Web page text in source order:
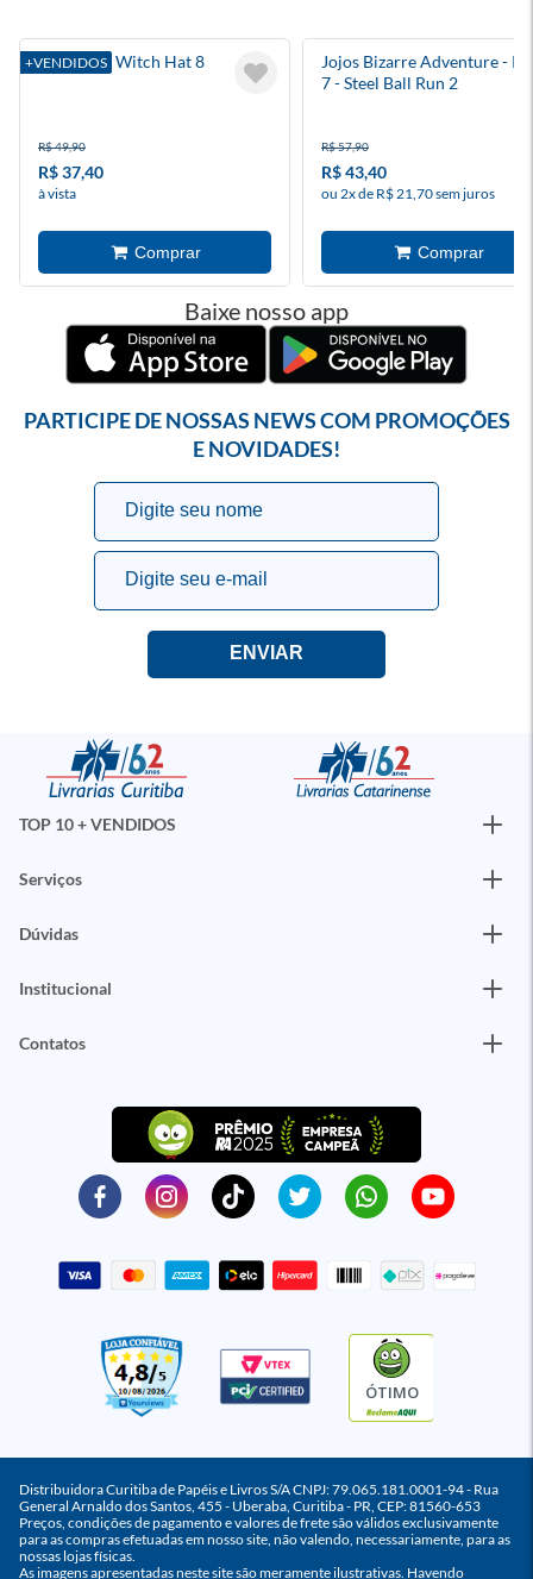
+VENDIDOS
Atelier Of Witch Hat 8
R$ 49,90
R$ 37,40
à vista
Jojos Bizarre Adventure -
7 - Steel Ball Run 2
R$ 57,90
R$ 43,40
ou 2x de R$ 21,70 sem juros
Baixe nosso app
PARTICIPE DE NOSSAS NEWS COM PROMOÇÕES
E NOVIDADES!
TOP 10 + VENDIDOS
Serviços
Dúvidas
Institucional
Contatos
ÓTIMO
Distribuidora Curitiba de Papéis e Livros S/A CNPJ: 79.065.181.0001-94 - Rua
General Arnaldo dos Santos, 455 - Uberaba, Curitiba - PR, CEP: 81560-653
Preços, condições de pagamento e valores de frete são válidos exclusivamente
para as compras efetuadas em nosso site, não valendo, necessariamente, para as
nossas lojas físicas.
As imagens apresentadas neste site são meramente ilustrativas. Havendo